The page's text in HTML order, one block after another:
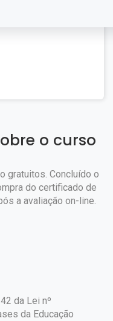
o curso
gratuitos. Concluído o
do certificado de
a avaliação on-line.
da Lei nº
da Educação